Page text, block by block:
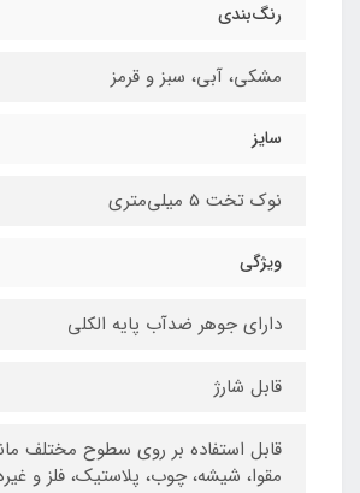
رنگ‌بندی
مشکی، آبی، سبز و قرمز
سایز
نوک تخت ۵ میلی‌متری
ویژگی
دارای جوهر ضدآب پایه الکلی
قابل شارژ
قابل استفاده بر روی سطوح مختلف
مقوا، شیشه، چوب، پلاستیک، فلز و